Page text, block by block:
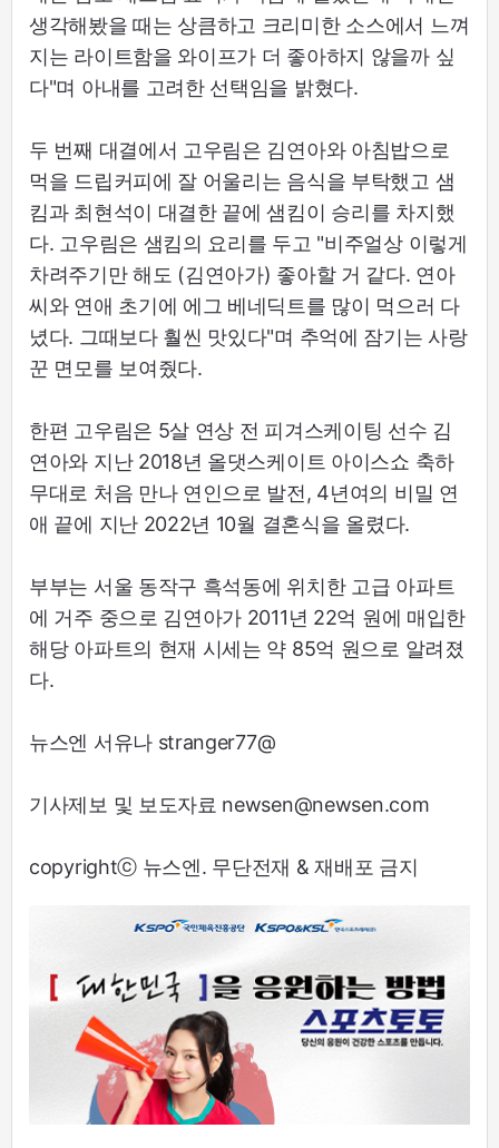
생각해봤을 때는 상큼하고 크리미한 소스에서 느껴
지는 라이트함을 와이프가 더 좋아하지 않을까 싶
다"며 아내를 고려한 선택임을 밝혔다.
두 번째 대결에서 고우림은 김연아와 아침밥으로
먹을 드립커피에 잘 어울리는 음식을 부탁했고 샘
킴과 최현석이 대결한 끝에 샘킴이 승리를 차지했
다. 고우림은 샘킴의 요리를 두고 "비주얼상 이렇게
차려주기만 해도 (김연아가) 좋아할 거 같다. 연아
씨와 연애 초기에 에그 베네딕트를 많이 먹으러 다
녔다. 그때보다 훨씬 맛있다"며 추억에 잠기는 사랑
꾼 면모를 보여줬다.
한편 고우림은 5살 연상 전 피겨스케이팅 선수 김
연아와 지난 2018년 올댓스케이트 아이스쇼 축하
무대로 처음 만나 연인으로 발전, 4년여의 비밀 연
애 끝에 지난 2022년 10월 결혼식을 올렸다.
부부는 서울 동작구 흑석동에 위치한 고급 아파트
에 거주 중으로 김연아가 2011년 22억 원에 매입한
해당 아파트의 현재 시세는 약 85억 원으로 알려졌
다.
뉴스엔 서유나 stranger77@
기사제보 및 보도자료 newsen@newsen.com
copyrightⓒ 뉴스엔. 무단전재 & 재배포 금지